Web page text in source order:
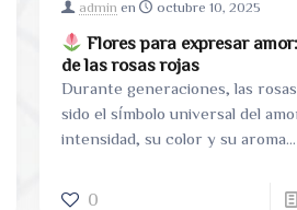
admin en octubre 10, 2025
Flores para expresar
de las rosas rojas
Durante generaciones, las
sido el símbolo universal del
intensidad, su color y su aroma
0